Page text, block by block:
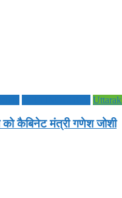
को कैबिनेट मंत्री गणेश जोशी